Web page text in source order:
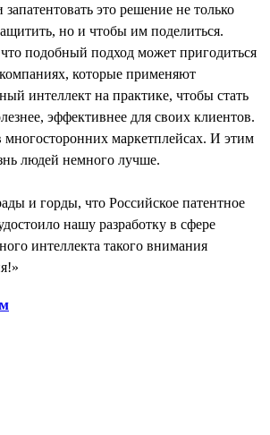
это решение не только
но и чтобы им поделиться.
подобный подход может пригодиться
которые применяют
интеллект на практике, чтобы стать
эффективнее для своих клиентов.
маркетплейсах. И этим
людей немного лучше.
и горды, что Российское патентное
нашу разработку в сфере
интеллекта такого внимания